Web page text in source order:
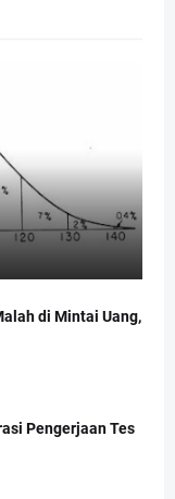
di Mintai Uang,
Pengerjaan Tes